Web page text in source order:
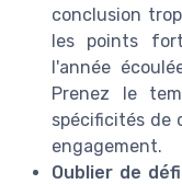
conclusion
les points
l'année
Prenez le
spécificités de
engagement.
Oublier de